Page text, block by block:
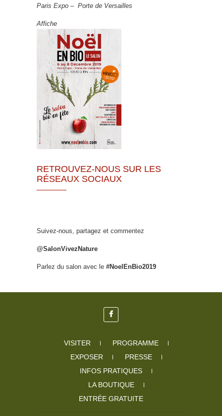
Paris Expo – Porte de Versailles
Affiche
RETROUVEZ-NOUS SUR LES
RÉSEAUX SOCIAUX
Suivez-nous, partagez et commentez
@SalonVivezNature
Parlez du salon avec le #NoelEnBio2019
VISITER
PROGRAMME
EXPOSER
PRESSE
INFOS PRATIQUES
LA BOUTIQUE
ENTRÉE GRATUITE